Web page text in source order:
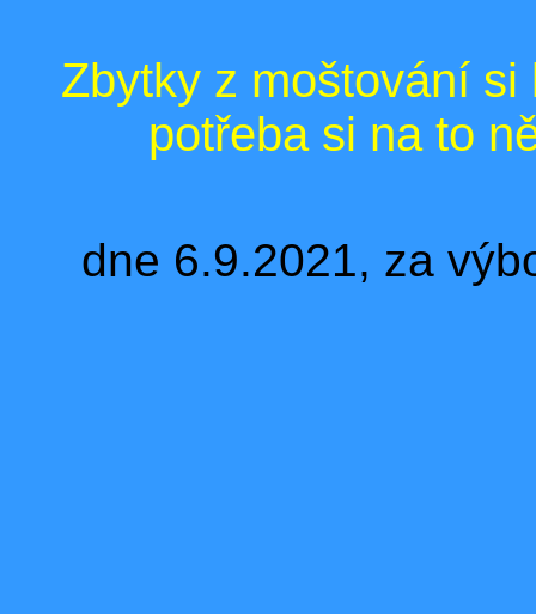
Zbytky z moštování
potřeba si na to
dne 6.9.2021, za